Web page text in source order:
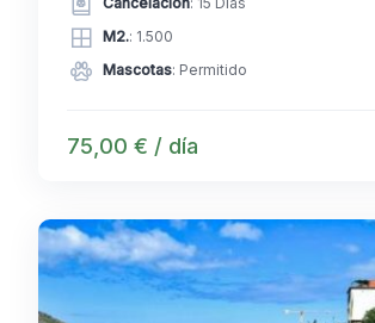
M2.: 1.500
Mascotas: Permitido
75,00 € / día